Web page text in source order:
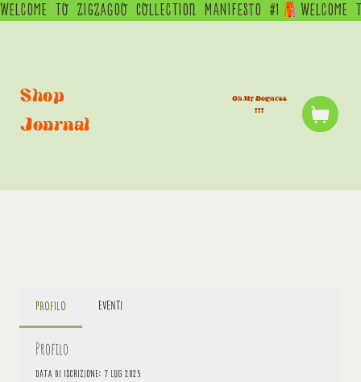
WELCOME  TO  ZIGZAGOO  COLLECTION  MANIFESTO  #1
Profilo Eventi
Profilo
Data di iscrizione: 7 lug 2025
Shop
Journal
Oh My Dogness
!!!